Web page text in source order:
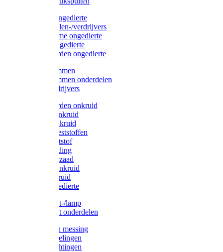
Diversen ongedierte
Insectenvallen-/verdrijvers
Protect Home ongedierte
Solabiol ongedierte
Protect Garden ongedierte
Mollenklemmen
Mollenklemmen onderdelen
Mollenverdrijvers
Protect Garden onkruid
Diversen onkruid
Solabiol onkruid
Solabiol meststoffen
Pokon meststof
Pokon voeding
Pokon graszaad
Roundup onkruid
Pokon onkruid
Pokon ongedierte
Vliegenkast-/lamp
Vliegenkast onderdelen
Zuigkorven messing
Geka koppelingen
Geka afdichtingen